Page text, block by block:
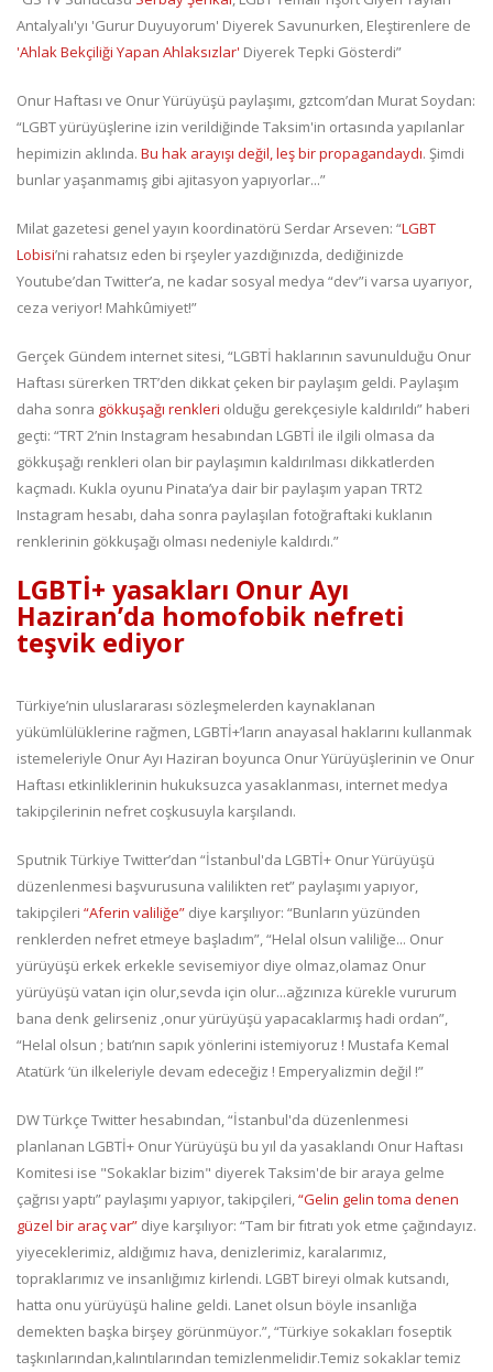
Antalyalı'yı 'Gurur Duyuyorum' Diyerek Savunurken, Eleştirenlere de
'Ahlak Bekçiliği Yapan Ahlaksızlar' Diyerek Tepki Gösterdi”
Onur Haftası ve Onur Yürüyüşü paylaşımı, gztcom’dan Murat Soydan:
“LGBT yürüyüşlerine izin verildiğinde Taksim'in ortasında yapılanlar
hepimizin aklında. Bu hak arayışı değil, leş bir propagandaydı. Şimdi
bunlar yaşanmamış gibi ajitasyon yapıyorlar...”
Milat gazetesi genel yayın koordinatörü Serdar Arseven: “LGBT
Lobisi’ni rahatsız eden bi rşeyler yazdığınızda, dediğinizde
Youtube’dan Twitter’a, ne kadar sosyal medya “dev”i varsa uyarıyor,
ceza veriyor! Mahkûmiyet!”
Gerçek Gündem internet sitesi, “LGBTİ haklarının savunulduğu Onur
Haftası sürerken TRT’den dikkat çeken bir paylaşım geldi. Paylaşım
daha sonra gökkuşağı renkleri olduğu gerekçesiyle kaldırıldı” haberi
geçti: “TRT 2’nin Instagram hesabından LGBTİ ile ilgili olmasa da
gökkuşağı renkleri olan bir paylaşımın kaldırılması dikkatlerden
kaçmadı. Kukla oyunu Pinata’ya dair bir paylaşım yapan TRT2
Instagram hesabı, daha sonra paylaşılan fotoğraftaki kuklanın
renklerinin gökkuşağı olması nedeniyle kaldırdı.”
LGBTİ+ yasakları Onur Ayı
Haziran’da homofobik nefreti
teşvik ediyor
Türkiye’nin uluslararası sözleşmelerden kaynaklanan
yükümlülüklerine rağmen, LGBTİ+’ların anayasal haklarını kullanmak
istemeleriyle Onur Ayı Haziran boyunca Onur Yürüyüşlerinin ve Onur
Haftası etkinliklerinin hukuksuzca yasaklanması, internet medya
takipçilerinin nefret coşkusuyla karşılandı.
Sputnik Türkiye Twitter’dan “İstanbul'da LGBTİ+ Onur Yürüyüşü
düzenlenmesi başvurusuna valilikten ret” paylaşımı yapıyor,
takipçileri “Aferin valiliğe” diye karşılıyor: “Bunların yüzünden
renklerden nefret etmeye başladım”, “Helal olsun valiliğe... Onur
yürüyüşü erkek erkekle sevisemiyor diye olmaz,olamaz Onur
yürüyüşü vatan için olur,sevda için olur...ağzınıza kürekle vururum
bana denk gelirseniz ,onur yürüyüşü yapacaklarmış hadi ordan”,
“Helal olsun ; batı’nın sapık yönlerini istemiyoruz ! Mustafa Kemal
Atatürk ‘ün ilkeleriyle devam edeceğiz ! Emperyalizmin değil !”
DW Türkçe Twitter hesabından, “İstanbul'da düzenlenmesi
planlanan LGBTİ+ Onur Yürüyüşü bu yıl da yasaklandı Onur Haftası
Komitesi ise "Sokaklar bizim" diyerek Taksim'de bir araya gelme
çağrısı yaptı” paylaşımı yapıyor, takipçileri,“Gelin gelin toma denen
güzel bir araç var” diye karşılıyor: “Tam bir fıtratı yok etme çağındayız.
yiyeceklerimiz, aldığımız hava, denizlerimiz, karalarımız,
topraklarımız ve insanlığımız kirlendi. LGBT bireyi olmak kutsandı,
hatta onu yürüyüşü haline geldi. Lanet olsun böyle insanlığa
demekten başka birşey görünmüyor.”, “Türkiye sokakları foseptik
taşkınlarından,kalıntılarından temizlenmelidir.Temiz sokaklar temiz